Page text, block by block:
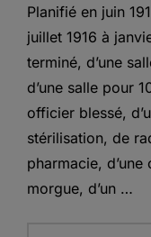
Planifié en juin
juillet 1916 à
terminé, d’une
d’une salle pour
officier blessé,
stérilisation, de
pharmacie, d’une
morgue, d’un …